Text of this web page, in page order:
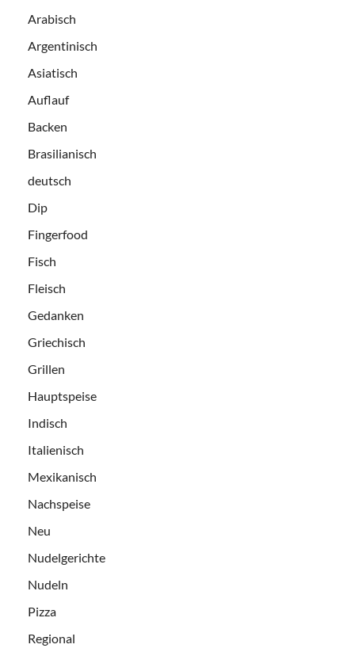
Arabisch
Argentinisch
Asiatisch
Auflauf
Backen
Brasilianisch
deutsch
Dip
Fingerfood
Fisch
Fleisch
Gedanken
Griechisch
Grillen
Hauptspeise
Indisch
Italienisch
Mexikanisch
Nachspeise
Neu
Nudelgerichte
Nudeln
Pizza
Regional